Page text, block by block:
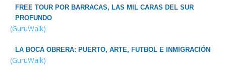
FREE TOUR POR BARRACAS, LAS MIL CARAS DEL SUR
PROFUNDO
(GuruWalk)
LA BOCA OBRERA: PUERTO, ARTE, FUTBOL E INMIGRACIÓN
(GuruWalk)